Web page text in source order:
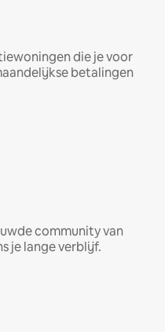
die je voor
betalingen
community van
je lange verblijf.